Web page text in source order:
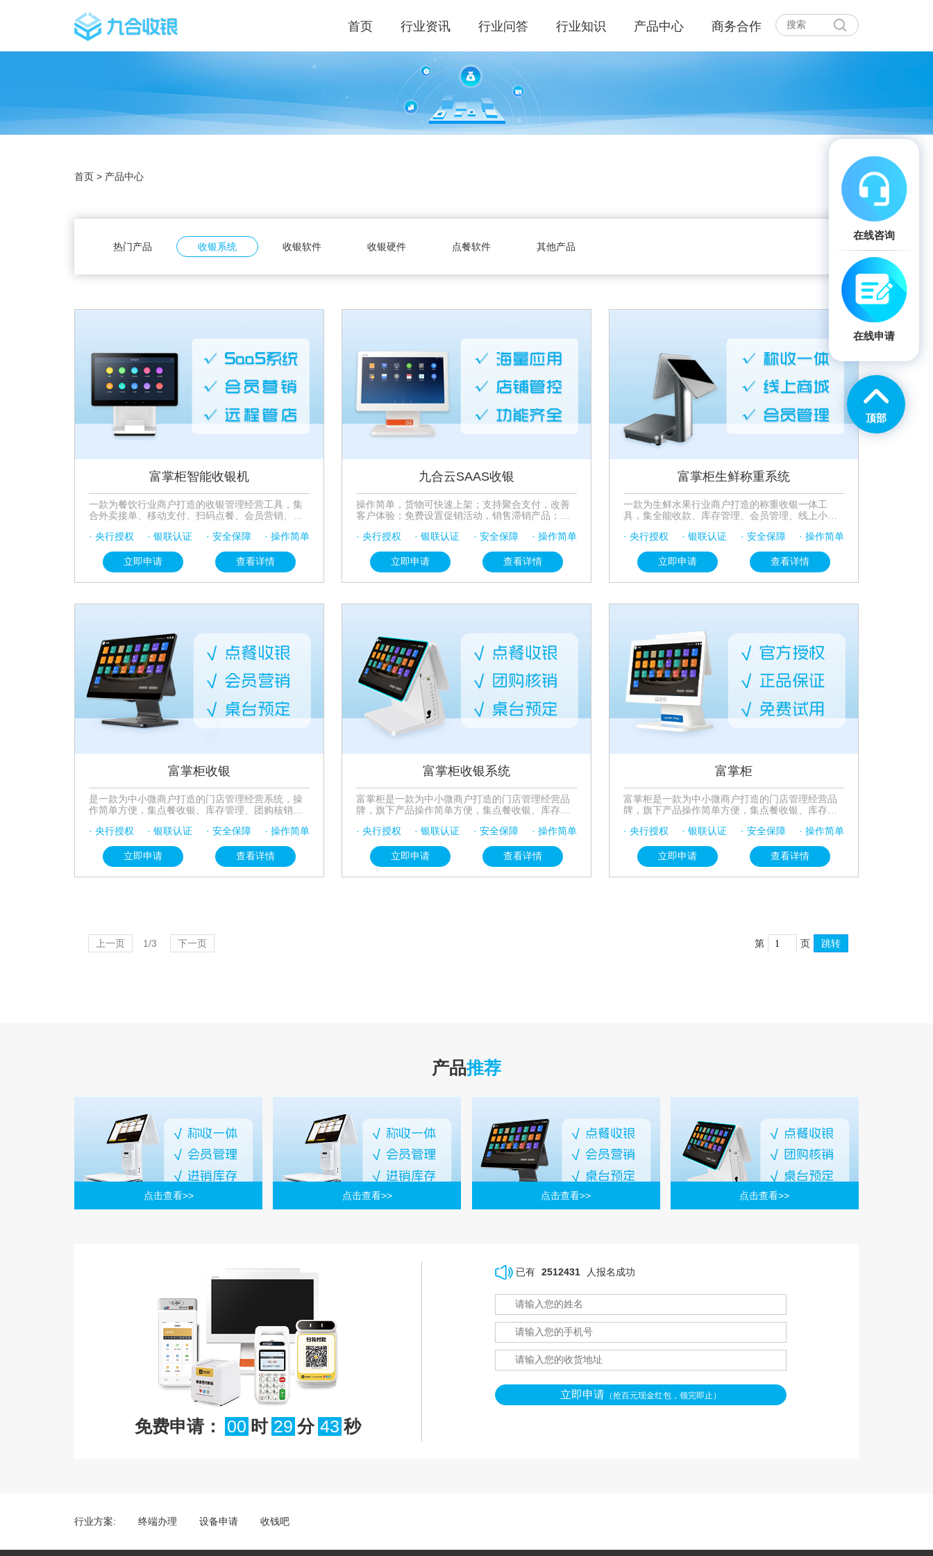
首页 行业资讯 行业问答 行业知识 产品中心 商务合作
首页 > 产品中心
热门产品 收银系统 收银软件 收银硬件 点餐软件 其他产品
富掌柜智能收银机
一款为餐饮行业商户打造的收银管理经营工具，集
合外卖接单、移动支付、扫码点餐、会员营销、前
一体，为餐饮商户提供一站式解决方案，帮助餐厅
化经营。
· 央行授权 · 银联认证 · 安全保障 · 操作简单
立即申请 查看详情
九合云SAAS收银
操作简单，货物可快速上架；支持聚合支付，改善
客户体验；免费设置促销活动，销售滞销产品；数
· 央行授权
· 银联认证 · 安全保障 · 操作简单
立即申请 查看详情
富掌柜生鲜称重系统
一款为生鲜水果行业商户打造的称重收银一体工
具，集全能收款、库存管理、会员管理、线上小程
AI自动识别，不用记编号，一秒识别商品信息，支
提升称重效率，改善顾客购物体验。
· 央行授权 · 银联认证 · 安全保障 · 操作简单
立即申请 查看详情
富掌柜收银
是一款为中小微商户打造的门店管理经营系统，操
作简单方便，集点餐收银、库存管理、团购核销、
客户体验。支持智能调设促销活动，促进滞销产品
制商家收银解决方案。
· 央行授权 · 银联认证 · 安全保障 · 操作简单
立即申请 查看详情
富掌柜收银系统
富掌柜是一款为中小微商户打造的门店管理经营品
牌，旗下产品操作简单方便，集点餐收银、库存管
能于一体，改善客户体验。支持智能调设促销活
据不同行业属性定制商家收银解决方案。
· 央行授权 · 银联认证 · 安全保障 · 操作简单
立即申请 查看详情
富掌柜
富掌柜是一款为中小微商户打造的门店管理经营品
牌，旗下产品操作简单方便，集点餐收银、库存管
能于一体，改善客户体验。支持智能调设促销活
据不同行业属性定制商家收银解决方案。
· 央行授权 · 银联认证 · 安全保障 · 操作简单
立即申请 查看详情
上一页 1/3 下一页 第 页 跳转
产品推荐
点击查看>> 点击查看>> 点击查看>> 点击查看>>
免费申请： 00 时 29 分 42 秒
已有 2512431 人报名成功
立即申请（抢百元现金红包，领完即止）
行业方案: 终端办理 设备申请 收钱吧
在线咨询
在线申请
顶部